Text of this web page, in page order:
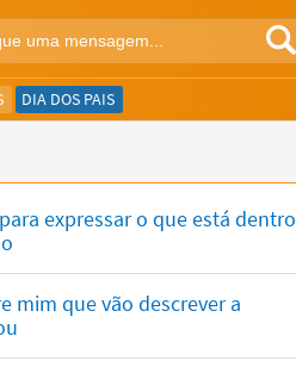
DIA DOS PAIS
expressar o que está dentro
mim que vão descrever a